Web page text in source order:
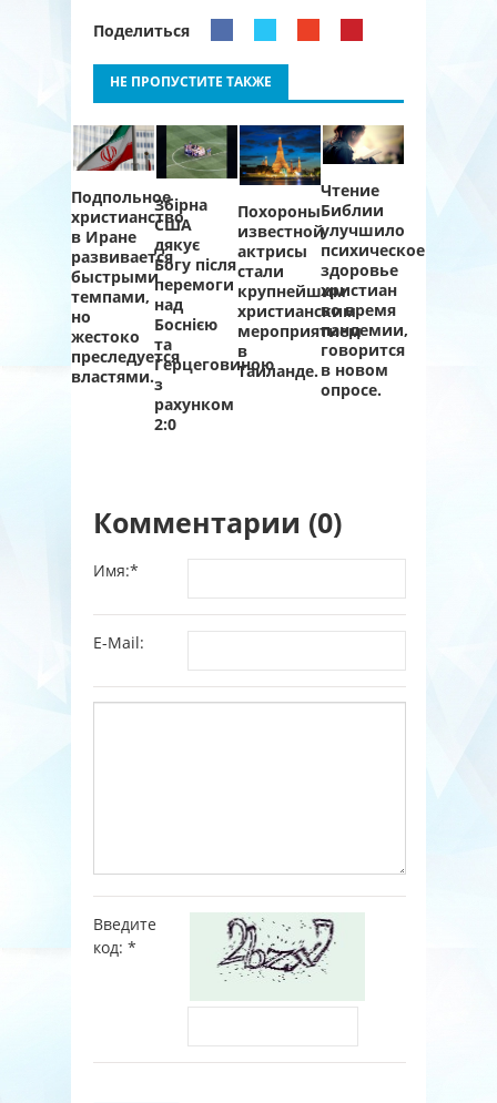
Поделиться
НЕ ПРОПУСТИТЕ ТАКЖЕ
Подпольное
христианство
в Иране
развивается
быстрыми
темпами,
но
жестоко
преследуется
властями.
Збірна
США
дякує
Богу після
перемоги
над
Боснією
та
Герцеговиною
з
рахунком
2:0
Похороны
известной
актрисы
стали
крупнейшим
христианским
мероприятием
в
Таиланде.
Чтение
Библии
улучшило
психическое
здоровье
христиан
во время
пандемии,
говорится
в новом
опросе.
Комментарии (0)
Имя:*
E-Mail:
Введите
код: *